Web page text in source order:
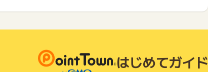
はじめてガイド